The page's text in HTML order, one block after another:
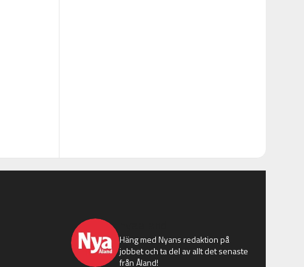
Häng med Nyans redaktion på
jobbet och ta del av allt det senaste
från Åland!